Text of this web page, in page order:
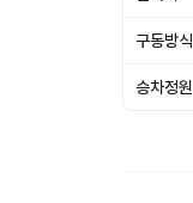
구동방식
승차정원